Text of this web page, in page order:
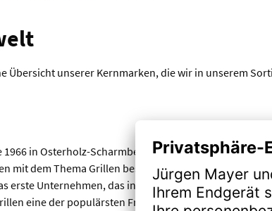
Übersicht unserer Kernmarken, die wir in unserem
1966 in Osterholz-Scharmbeck gegründet. Hier - vor
mit dem Thema Grillen beschäftigt.
erste Unternehmen, das in großem Umfang Grillgeräte
eine der populärsten Freizeitbeschäftigungen